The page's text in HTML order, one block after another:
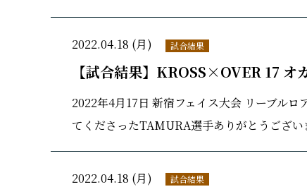
2022.04.18 (月) 試合結果
【試合結果】KROSS×OVER 17 オ
2022年4月17日 新宿フェイス大会 リーブル
てくださったTAMURA選手ありがとうござい
2022.04.18 (月) 試合結果